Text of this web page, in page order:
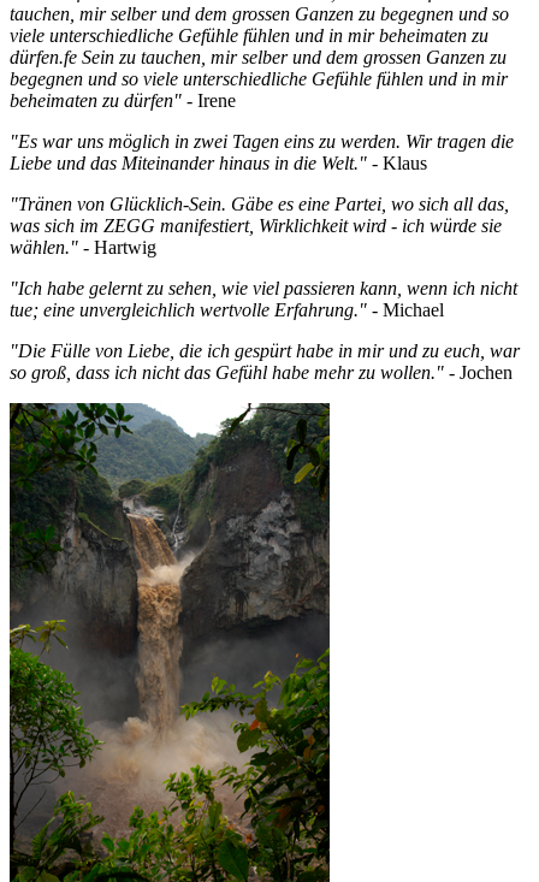
tauchen, mir selber und dem grossen Ganzen zu begegnen und so
viele unterschiedliche Gefühle fühlen und in mir beheimaten zu
dürfen.fe Sein zu tauchen, mir selber und dem grossen Ganzen zu
begegnen und so viele unterschiedliche Gefühle fühlen und in mir
beheimaten zu dürfen" - Irene
"Es war uns möglich in zwei Tagen eins zu werden. Wir tragen die
Liebe und das Miteinander hinaus in die Welt." - Klaus
"Tränen von Glücklich-Sein. Gäbe es eine Partei, wo sich all das,
was sich im ZEGG manifestiert, Wirklichkeit wird - ich würde sie
wählen." - Hartwig
"Ich habe gelernt zu sehen, wie viel passieren kann, wenn ich nicht
tue; eine unvergleichlich wertvolle Erfahrung." - Michael
"Die Fülle von Liebe, die ich gespürt habe in mir und zu euch, war
so groß, dass ich nicht das Gefühl habe mehr zu wollen." - Jochen